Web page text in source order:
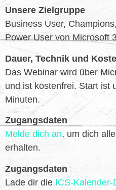
Unsere Zielgruppe
Business User,
Power User von Microsoft
Dauer, Technik und
Das Webinar wird über
und ist kostenfrei. Start ist
Minuten.
Zugangsdaten
Melde dich an, um dich
erhalten.
Zugangsdaten
Lade dir die ICS-Kalender-